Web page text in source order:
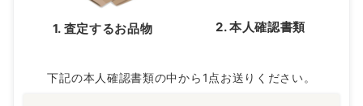
1. 査定するお品物 2. 本人確認書類
下記の本人確認書類の中から1点お送りください。